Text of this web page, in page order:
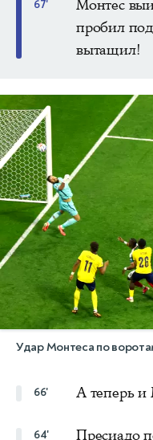
67'
Монтес
пробил
вытащил!
Удар Монтеса по
66' А теперь и
64'
Пресиадо